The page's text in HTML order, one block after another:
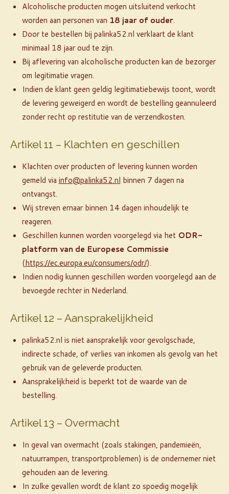
Alcoholische producten mogen uitsluitend verkocht
worden aan personen van 18 jaar of ouder.
Door te bestellen bij palinka52.nl verklaart de klant
minimaal 18 jaar oud te zijn.
Bij aflevering van alcoholische producten kan de bezorger
om legitimatie vragen.
Indien de klant geen geldig legitimatiebewijs toont, wordt
de levering geweigerd en wordt de bestelling geannuleerd
zonder recht op restitutie van de verzendkosten.
Artikel 11 – Klachten en geschillen
Klachten over producten of levering kunnen worden
gemeld via info@palinka52.nl binnen 7 dagen na
ontvangst.
Wij streven ernaar binnen 14 dagen inhoudelijk te
reageren.
Geschillen kunnen worden voorgelegd via het ODR-
platform van de Europese Commissie
(https://ec.europa.eu/consumers/odr/).
Indien nodig kunnen geschillen worden voorgelegd aan de
bevoegde rechter in Nederland.
Artikel 12 – Aansprakelijkheid
palinka52.nl is niet aansprakelijk voor gevolgschade,
indirecte schade, of verlies van inkomen als gevolg van het
gebruik van de geleverde producten.
Aansprakelijkheid is beperkt tot de waarde van de
bestelling.
Artikel 13 – Overmacht
In geval van overmacht (zoals stakingen, pandemieën,
natuurrampen, transportproblemen) is de ondernemer niet
gehouden aan de levering.
In zulke gevallen wordt de klant zo spoedig mogelijk